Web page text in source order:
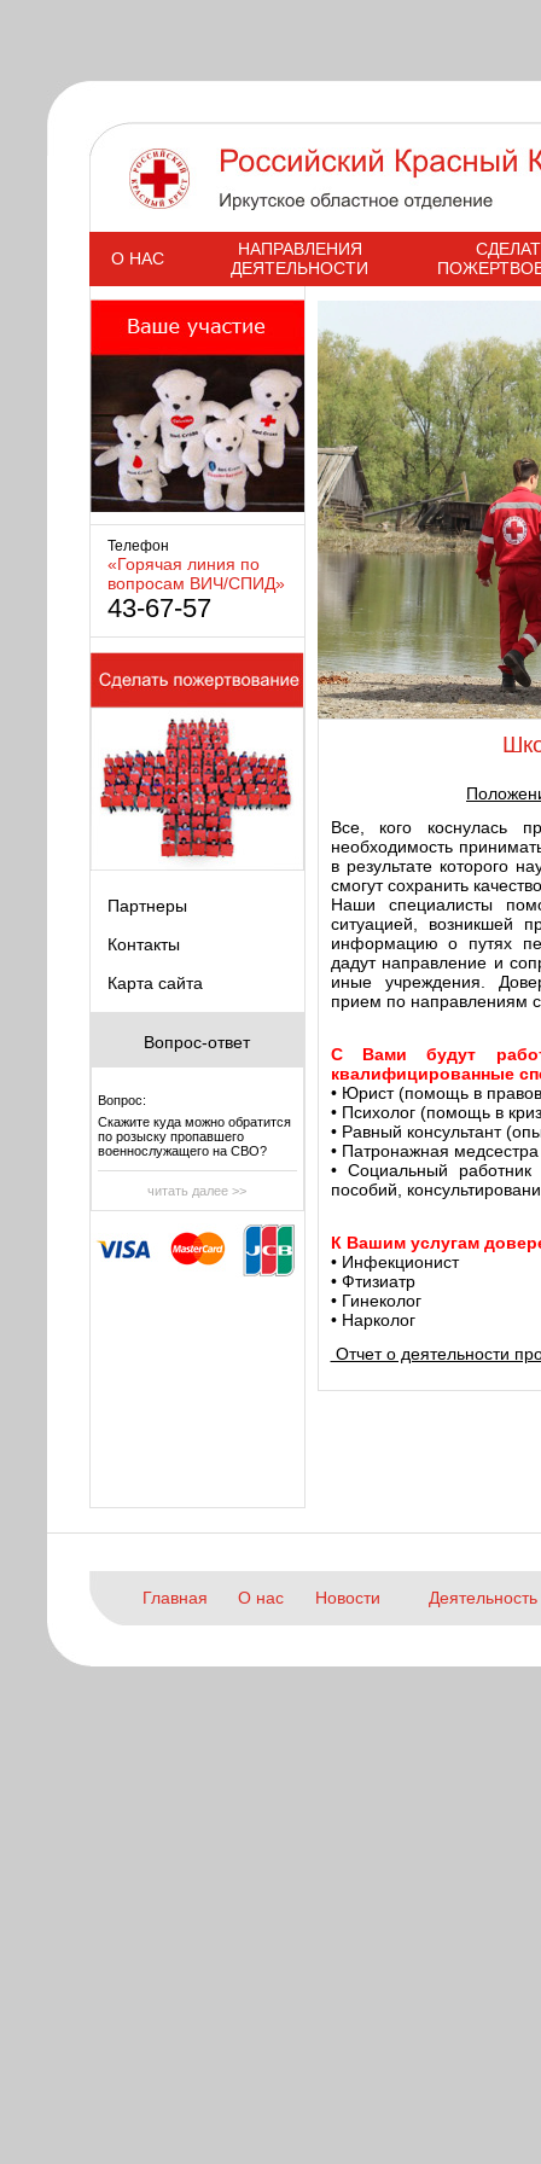
s
О НАС
НАПРАВЛЕНИЯ
ДЕЯТЕЛЬНОСТИ
Телефон
«Горячая линия по
вопросам ВИЧ/СПИД»
43-67-57
Партнеры
Контакты
Карта сайта
Вопрос-ответ
Вопрос:
Скажите куда можно обратится
по розыску пропавшего
военнослужащего на СВО?
читать далее >>
Все, кого коснулась
необходимость
в результате которого
смогут сохранить
Наши специалисты
ситуацией, возникшей
информацию о путях
дадут направление и
иные учреждения.
прием по направлениям
С Вами будут
квалифицированные
• Юрист (помощь в
• Психолог (помощь в
• Равный консультант
• Патронажная
• Социальный
пособий,
К Вашим услугам
• Инфекционист
• Фтизиатр
• Гинеколог
• Нарколог
Отчет о деятельности
Главная О нас Новости Деятельность